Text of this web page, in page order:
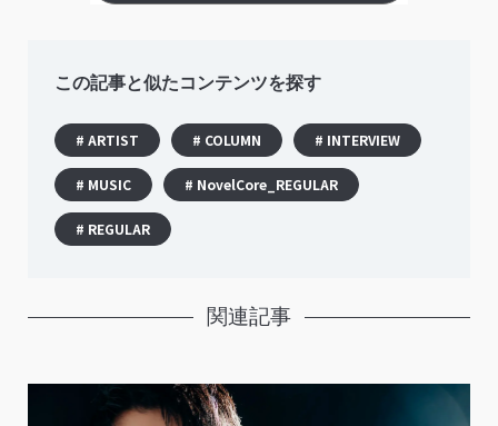
この記事と似たコンテンツを探す
# ARTIST # COLUMN # INTERVIEW
# MUSIC # NovelCore_REGULAR
# REGULAR
関連記事